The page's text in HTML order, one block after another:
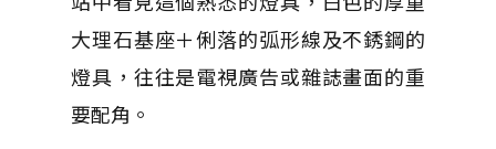
大理石基座＋俐落的弧形線及不銹鋼的
燈具，往往是電視廣告或雜誌畫面的重
要配角。